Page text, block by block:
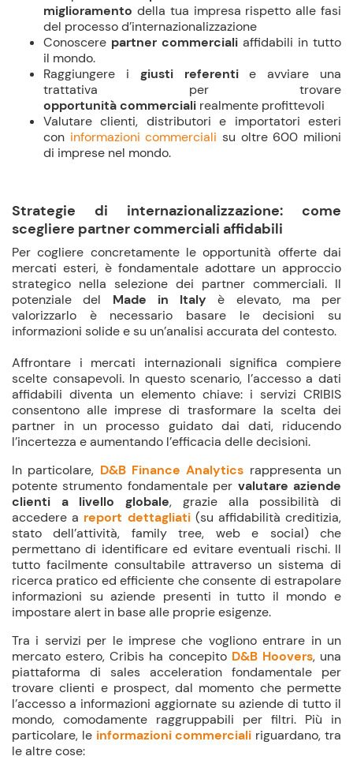
miglioramento della tua impresa rispetto alle fasi
del processo d’internazionalizzazione
Conoscere partner commerciali affidabili in tutto
il mondo.
Raggiungere i giusti referentie avviare una
trattativa per trovare
opportunitàcommerciali realmente profittevoli
Valutare clienti, distributori e importatori esteri
con informazioni commerciali su oltre 600 milioni
di imprese nel mondo.
Strategie di internazionalizzazione: come
scegliere partner commerciali affidabili
Per cogliere concretamente le opportunità offerte dai
mercati esteri, è fondamentale adottare un approccio
strategico nella selezione dei partner commerciali. Il
potenziale del Made in Italy è elevato, ma per
valorizzarlo è necessario basare le decisioni su
informazioni solide e su un’analisi accurata del contesto.
Affrontare i mercati internazionali significa compiere
scelte consapevoli. In questo scenario, l’accesso a dati
affidabili diventa un elemento chiave: i servizi CRIBIS
consentono alle imprese di trasformare la scelta dei
partner in un processo guidato dai dati, riducendo
l’incertezza e aumentando l’efficacia delle decisioni.
In particolare, D&B Finance Analytics rappresenta un
potente strumento fondamentale per valutare aziende
clienti a livello globale, grazie alla possibilità di
accedere a report dettagliati(su affidabilità creditizia,
stato dell’attività, family tree, web e social) che
permettano di identificare ed evitare eventuali rischi. Il
tutto facilmente consultabile attraverso un sistema di
ricerca pratico ed efficiente che consente di estrapolare
informazioni su aziende presenti in tutto il mondo e
impostare alert in base alle proprie esigenze.
Tra i servizi per le imprese che vogliono entrare in un
mercato estero, Cribis ha concepito D&B Hoovers, una
piattaforma di sales acceleration fondamentale per
trovare clienti e prospect, dal momento che permette
l’accesso a informazioni aggiornate su aziende di tutto il
mondo, comodamente raggruppabili per filtri. Più in
particolare, le informazioni commerciali riguardano, tra
le altre cose: